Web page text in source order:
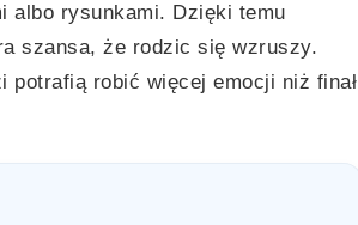
albo rysunkami. Dzięki temu
szansa, że rodzic się wzruszy.
robić więcej emocji niż finał